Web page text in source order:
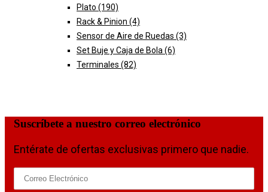
Plato (190)
Rack & Pinion (4)
Sensor de Aire de Ruedas (3)
Set Buje y Caja de Bola (6)
Terminales (82)
Suscríbete a nuestro correo electrónico
Entérate de ofertas exclusivas primero que nadie.